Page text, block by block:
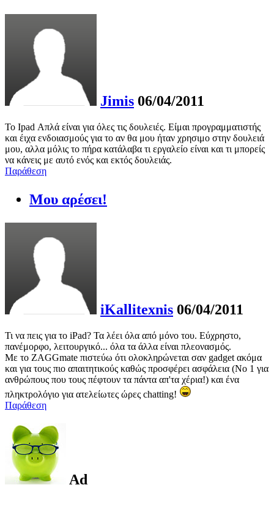
Jimis 06/04/2011
To Ipad Απλά είναι για όλες τις δουλειές. Είμαι προγραμματιστής
και έιχα ενδοιασμούς για το αν θα μου ήταν χρησιμο στην δουλειά
μου, αλλα μόλις το πήρα κατάλαβα τι εργαλείο είναι και τι μπορείς
να κάνεις με αυτό ενός και εκτός δουλειάς.
Παράθεση
Μου αρέσει!
iKallitexnis 06/04/2011
Τι να πεις για το iPad? Τα λέει όλα από μόνο του. Εύχρηστο,
πανέμορφο, λειτουργικό... όλα τα άλλα είναι πλεονασμός.
Με το ZAGGmate πιστεύω ότι ολοκληρώνεται σαν gadget ακόμα
και για τους πιο απαιτητικούς καθώς προσφέρει ασφάλεια (Νο 1 για
ανθρώπους που τους πέφτουν τα πάντα απ'τα χέρια!) και ένα
πληκτρολόγιο για ατελείωτες ώρες chatting!
Παράθεση
Ad